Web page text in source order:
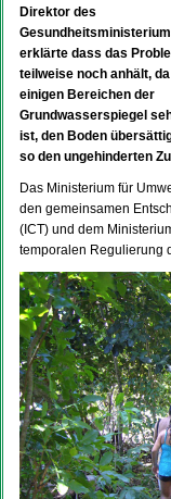
Direktor des
erklärte dass das
teilweise noch anhält,
einigen Bereichen der
Grundwasserspiegel
ist, den Boden
so den ungehinderten
Das Ministerium für
den gemeinsamen
(ICT) und dem
temporalen Regulierung